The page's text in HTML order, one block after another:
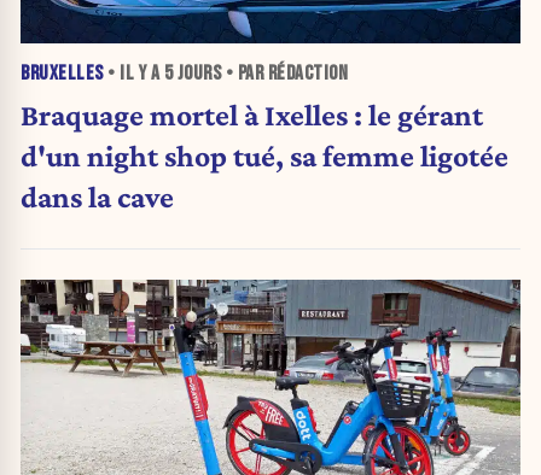
BRUXELLES• IL Y A 5 JOURS• PAR RÉDACTION
Braquage mortel à Ixelles : le gérant
d'un night shop tué, sa femme ligotée
dans la cave